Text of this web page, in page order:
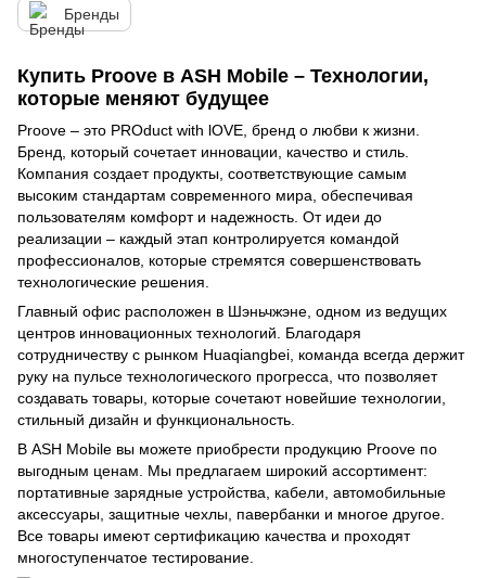
Бренды
Купить Proove в ASH Mobile – Технологии,
которые меняют будущее
Proove – это PROduct with lOVE, бренд о любви к жизни.
Бренд, который сочетает инновации, качество и стиль.
Компания создает продукты, соответствующие самым
высоким стандартам современного мира, обеспечивая
пользователям комфорт и надежность. От идеи до
реализации – каждый этап контролируется командой
профессионалов, которые стремятся совершенствовать
технологические решения.
Главный офис расположен в Шэньчжэне, одном из ведущих
центров инновационных технологий. Благодаря
сотрудничеству с рынком Huaqiangbei, команда всегда держит
руку на пульсе технологического прогресса, что позволяет
создавать товары, которые сочетают новейшие технологии,
стильный дизайн и функциональность.
В ASH Mobile вы можете приобрести продукцию Proove по
выгодным ценам. Мы предлагаем широкий ассортимент:
портативные зарядные устройства, кабели, автомобильные
аксессуары, защитные чехлы, павербанки и многое другое.
Все товары имеют сертификацию качества и проходят
многоступенчатое тестирование.